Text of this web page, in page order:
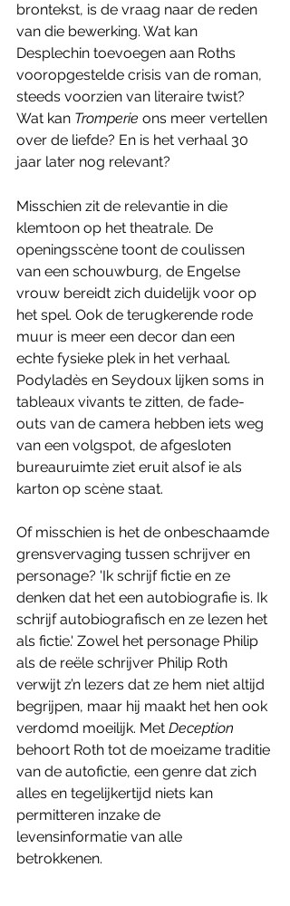
brontekst, is de vraag naar de reden
van die bewerking. Wat kan
Desplechin toevoegen aan Roths
vooropgestelde crisis van de roman,
steeds voorzien van literaire twist?
Wat kan Tromperie ons meer vertellen
over de liefde? En is het verhaal 30
jaar later nog relevant?
Misschien zit de relevantie in die
klemtoon op het theatrale. De
openingsscène toont de coulissen
van een schouwburg, de Engelse
vrouw bereidt zich duidelijk voor op
het spel. Ook de terugkerende rode
muur is meer een decor dan een
echte fysieke plek in het verhaal.
Podyladès en Seydoux lijken soms in
tableaux vivants te zitten, de fade-
outs van de camera hebben iets weg
van een volgspot, de afgesloten
bureauruimte ziet eruit alsof ie als
karton op scène staat.
Of misschien is het de onbeschaamde
grensvervaging tussen schrijver en
personage? 'Ik schrijf fictie en ze
denken dat het een autobiografie is. Ik
schrijf autobiografisch en ze lezen het
als fictie.' Zowel het personage Philip
als de reële schrijver Philip Roth
verwijt z’n lezers dat ze hem niet altijd
begrijpen, maar hij maakt het hen ook
verdomd moeilijk. Met Deception
behoort Roth tot de moeizame traditie
van de autofictie, een genre dat zich
alles en tegelijkertijd niets kan
permitteren inzake de
levensinformatie van alle
betrokkenen.